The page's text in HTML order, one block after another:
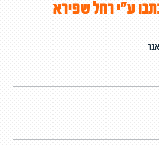
ע"י רחל שפירא